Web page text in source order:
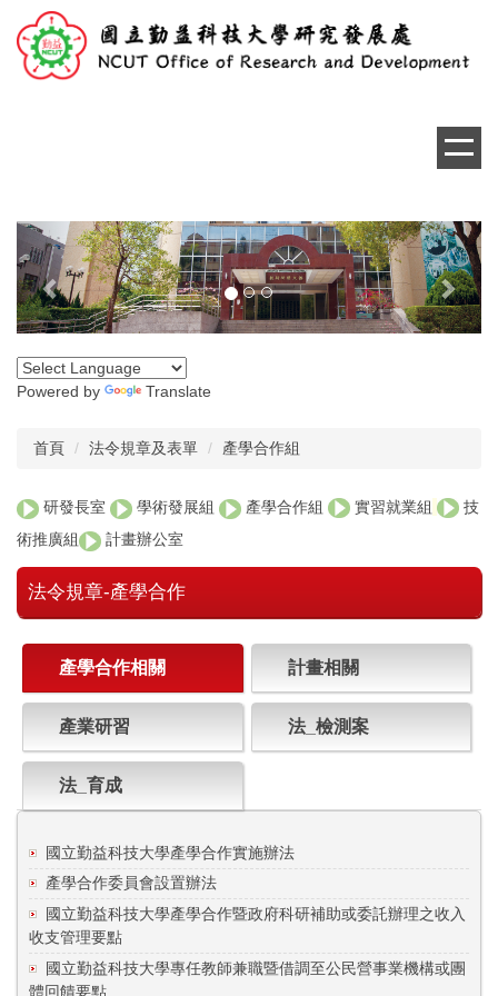
到
主
Previous Next
Powered by Translate
首頁 法令規章及表單 產學合作組
研發長室 學術發展組 產學合作組 實習就業組
技
術推廣組
計畫辦公室
法令規章-產學合作
產學合作相關 計畫相關
產業研習 法_檢測案
法_育成
國立勤益科技大學產學合作實施辦法
產學合作委員會設置辦法
國立勤益科技大學產學合作暨政府科研補助或委託辦理之收入
收支管理要點
國立勤益科技大學專任教師兼職暨借調至公民營事業機構或團
體回饋要點